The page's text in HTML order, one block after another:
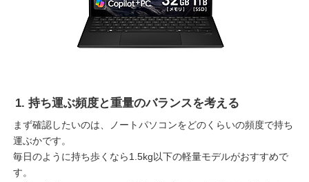
1. 持ち運ぶ頻度と重量のバランスを考える
まず確認したいのは、ノートパソコンをどのくらいの頻度で持ち
運ぶかです。
毎日のように持ち歩くなら1.5kg以下の軽量モデルがおすすめで
す。